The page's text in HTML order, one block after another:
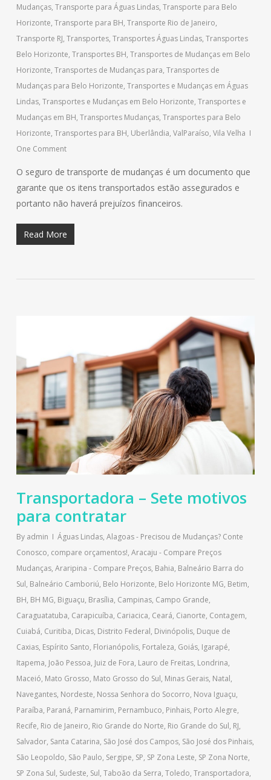
Mudanças, Transporte para Águas Lindas, Transporte para Belo
Horizonte, Transporte para BH, Transporte Rio de Janeiro,
Transporte RJ, Transportes, Transportes Águas Lindas, Transportes
Belo Horizonte, Transportes BH, Transportes de Mudanças em Belo
Horizonte, Transportes de Mudanças para, Transportes de
Mudanças para Belo Horizonte, Transportes e Mudanças em Águas
Lindas, Transportes e Mudanças em Belo Horizonte, Transportes e
Mudanças em BH, Transportes Mudanças, Transportes para Belo
Horizonte, Transportes para BH, Uberlândia, ValParaíso, Vila Velha
One Comment
O seguro de transporte de mudanças é um documento que
garante que os itens transportados estão assegurados e
portanto não haverá prejuízos financeiros.
Read More
Transportadora – Sete motivos
para contratar
By admin Águas Lindas, Alagoas - Precisou de Mudanças? Conte
Conosco, compare orçamentos!, Aracaju - Compare Preços
Mudanças, Araripina - Compare Preços, Bahia, Balneário Barra do
Sul, Balneário Camboriú, Belo Horizonte, Belo Horizonte MG, Betim,
BH, BH MG, Biguaçu, Brasília, Campinas, Campo Grande,
Caraguatatuba, Carapicuíba, Cariacica, Ceará, Cianorte, Contagem,
Cuiabá, Curitiba, Dicas, Distrito Federal, Divinópolis, Duque de
Caxias, Espírito Santo, Florianópolis, Fortaleza, Goiás, Igarapé,
Itapema, João Pessoa, Juiz de Fora, Lauro de Freitas, Londrina,
Maceió, Mato Grosso, Mato Grosso do Sul, Minas Gerais, Natal,
Navegantes, Nordeste, Nossa Senhora do Socorro, Nova Iguaçu,
Paraíba, Paraná, Parnamirim, Pernambuco, Pinhais, Porto Alegre,
Recife, Rio de Janeiro, Rio Grande do Norte, Rio Grande do Sul, RJ,
Salvador, Santa Catarina, São José dos Campos, São José dos Pinhais,
São Leopoldo, São Paulo, Sergipe, SP, SP Zona Leste, SP Zona Norte,
SP Zona Sul, Sudeste, Sul, Taboão da Serra, Toledo, Transportadora,